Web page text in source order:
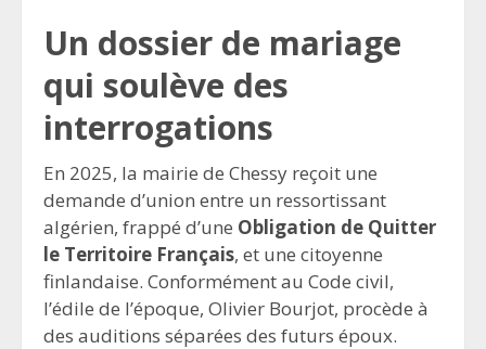
Un dossier de mariage
qui soulève des
interrogations
En 2025, la mairie de Chessy reçoit une
demande d’union entre un ressortissant
algérien, frappé d’une Obligation de Quitter
le Territoire Français, et une citoyenne
finlandaise. Conformément au Code civil,
l’édile de l’époque, Olivier Bourjot, procède à
des auditions séparées des futurs époux.